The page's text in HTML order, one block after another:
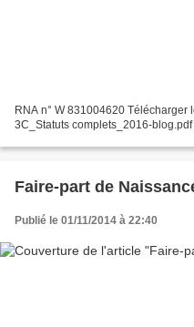
RNA n° W 831004620 Télécharger
3C_Statuts complets_2016-blog.pdf
Faire-part de
Publié le 01/11/2014 à 22:40